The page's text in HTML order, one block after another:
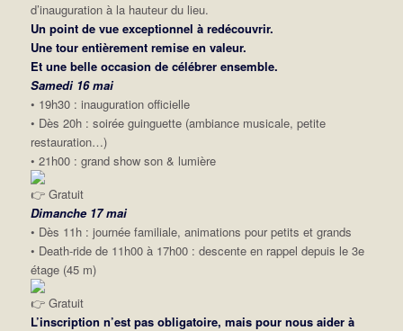
d’inauguration à la hauteur du lieu.
Un point de vue exceptionnel à redécouvrir.
Une tour entièrement remise en valeur.
Et une belle occasion de célébrer ensemble.
Samedi 16 mai
• 19h30 : inauguration officielle
• Dès 20h : soirée guinguette (ambiance musicale, petite
restauration…)
• 21h00 : grand show son & lumière
Gratuit
Dimanche 17 mai
• Dès 11h : journée familiale, animations pour petits et grands
• Death-ride de 11h00 à 17h00 : descente en rappel depuis le 3e
étage (45 m)
Gratuit
L’inscription n’est pas obligatoire, mais pour nous aider à